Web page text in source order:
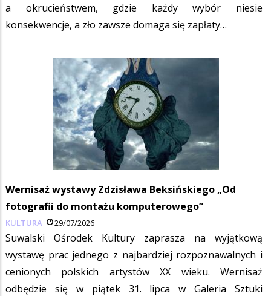
a okrucieństwem, gdzie każdy wybór niesie
konsekwencje, a zło zawsze domaga się zapłaty…
Wernisaż wystawy Zdzisława Beksińskiego „Od
fotografii do montażu komputerowego”
KULTURA 29/07/2026
Suwalski Ośrodek Kultury zaprasza na wyjątkową
wystawę prac jednego z najbardziej rozpoznawalnych i
cenionych polskich artystów XX wieku. Wernisaż
odbędzie się w piątek 31. lipca w Galeria Sztuki